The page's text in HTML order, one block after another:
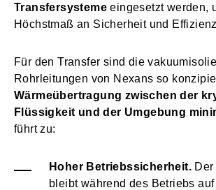
Transfersysteme eingesetzt werden,
Höchstmaß an Sicherheit und
Für den Transfer sind die
Rohrleitungen von Nexans so
Wärmeübertragung zwischen der
Flüssigkeit und der Umgebung
führt zu:
Hoher Betriebssicherheit. Der
bleibt während des Betriebs auf